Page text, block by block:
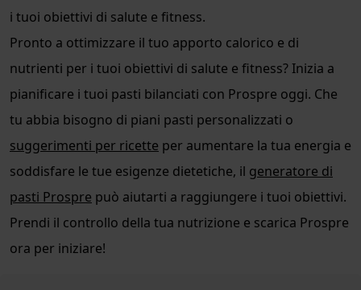
i tuoi obiettivi di salute e fitness.
Pronto a ottimizzare il tuo apporto calorico e di
nutrienti per i tuoi obiettivi di salute e fitness? Inizia a
pianificare i tuoi pasti bilanciati con Prospre oggi. Che
tu abbia bisogno di piani pasti personalizzati o
suggerimenti per ricette per aumentare la tua energia e
soddisfare le tue esigenze dietetiche, il generatore di
pasti Prospre può aiutarti a raggiungere i tuoi obiettivi.
Prendi il controllo della tua nutrizione e scarica Prospre
ora per iniziare!